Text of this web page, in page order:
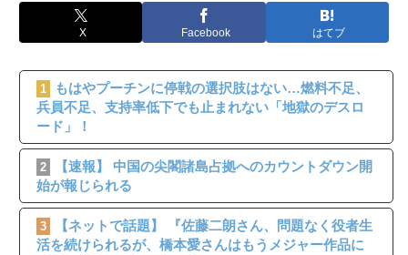
X Facebook はてブ
1
もはやプーチンに停戦の選択肢はない…燃料不足、
兵員不足、支持率低下でも止まれない「地獄のデスロ
ード」！
2
【速報】 中国の尖閣諸島占拠へのカウントダウン開
始が報じられる
3
【ネットで話題】 『佐藤二朗さん、問題なく役者生
活を続けられるが、橋本愛さんはもうメジャー作品に